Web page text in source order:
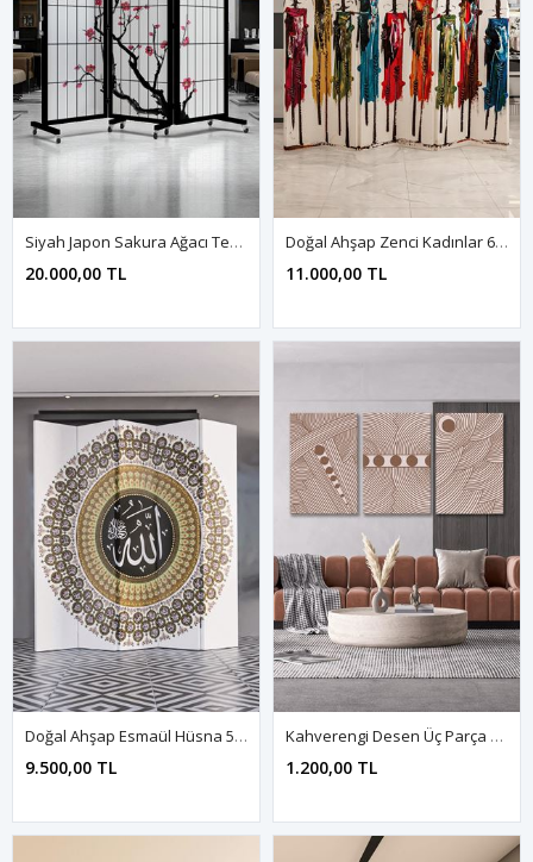
Siyah Japon Sakura Ağacı Tekerlekli Ahşap Paravan Seperatör Oda Bölme
20.000,00 TL
Doğal Ahşap Zenci Kadınlar 6 Kanat Paravan Seperatör Oda Bölme
11.000,00 TL
Doğal Ahşap Esmaül Hüsna 5 Kanat Paravan Seperatör Oda Bölme
9.500,00 TL
Kahverengi Desen Üç Parça Takım Kanvas Duvar Tablo 5521214
1.200,00 TL